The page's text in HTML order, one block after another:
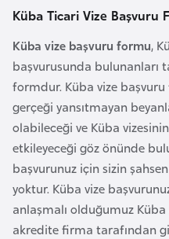
Küba Ticari Vize Başvuru
Küba vize başvuru formu,
başvurusunda bulunanları
formdur. Küba vize
gerçeği yansıtmayan
olabileceği ve Küba
etkileyeceği göz önünde
başvurunuz için sizin
yoktur. Küba vize
anlaşmalı olduğumuz
akredite firma tarafından
B
u
l
g
a
r
i
s
t
a